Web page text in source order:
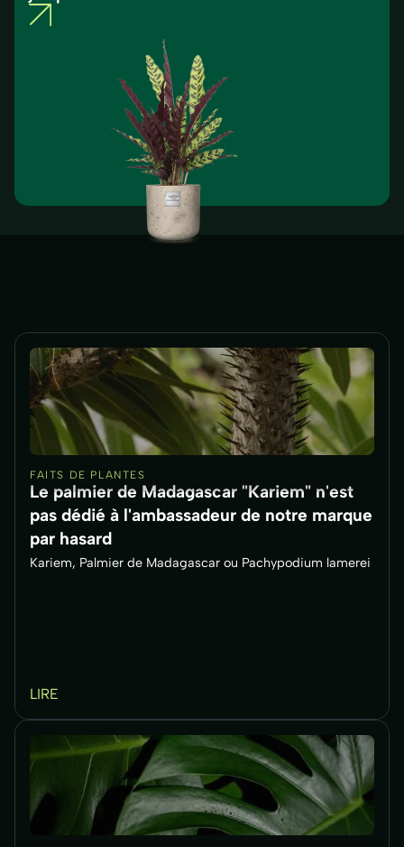
FAITS DE PLANTES
Le palmier de Madagascar "Kariem" n'est
pas dédié à l'ambassadeur de notre marque
par hasard
Kariem, Palmier de Madagascar ou Pachypodium lamerei
LIRE